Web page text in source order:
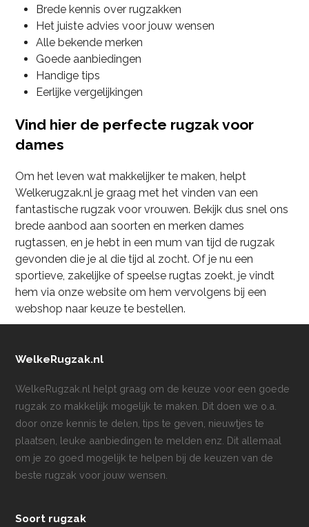
Brede kennis over rugzakken
Het juiste advies voor jouw wensen
Alle bekende merken
Goede aanbiedingen
Handige tips
Eerlijke vergelijkingen
Vind hier de perfecte rugzak voor
dames
Om het leven wat makkelijker te maken, helpt
Welkerugzak.nl je graag met het vinden van een
fantastische rugzak voor vrouwen. Bekijk dus snel ons
brede aanbod aan soorten en merken dames
rugtassen, en je hebt in een mum van tijd de rugzak
gevonden die je al die tijd al zocht. Of je nu een
sportieve, zakelijke of speelse rugtas zoekt, je vindt
hem via onze website om hem vervolgens bij een
webshop naar keuze te bestellen.
WelkeRugzak.nl
WelkeRugzak.nl helpt graag om de keuze voor een goede
rugzak zo makkelijk mogelijk te maken. Dit doen we o.a.
door onze kennis te delen, tips te geven, nieuwtjes te
plaatsen, leuke aanbiedingen te melden enz. Dit allemaal
om je zo goed mogelijk te helpen bij de keuzen van de
beste rugzak voor jouw wensen.
Soort rugzak